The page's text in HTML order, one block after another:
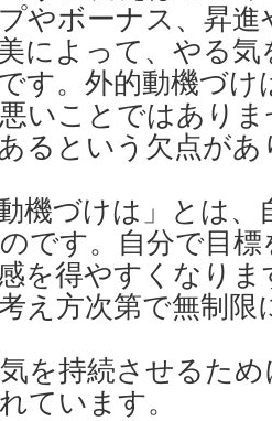
やボーナス、昇
によって、やる
す。外的動機づけ
いことではあり
るという欠点が
機づけは」とは
です。自分で目
を得やすくなり
え方次第で無制
を持続させるた
ています。